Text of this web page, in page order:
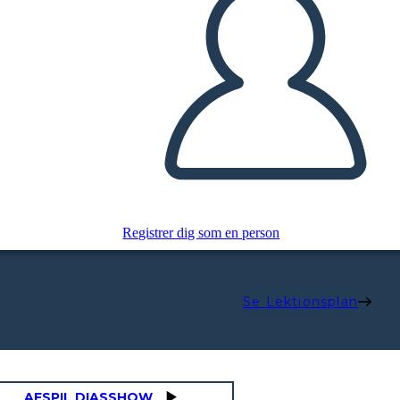
Registrer dig som en person
Se Lektionsplan